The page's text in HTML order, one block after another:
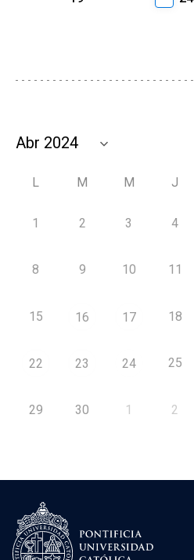
L M M J
1 2 3 4
8 9 10 11
15 16 17 18
22 23 24 25
29 30 1 2